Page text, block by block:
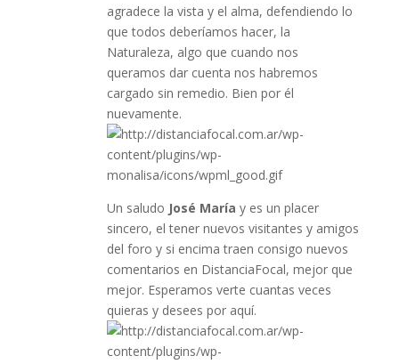
agradece la vista y el alma, defendiendo lo
que todos deberíamos hacer, la
Naturaleza, algo que cuando nos
queramos dar cuenta nos habremos
cargado sin remedio. Bien por él
nuevamente.
Un saludo José María y es un placer
sincero, el tener nuevos visitantes y amigos
del foro y si encima traen consigo nuevos
comentarios en DistanciaFocal, mejor que
mejor. Esperamos verte cuantas veces
quieras y desees por aquí.